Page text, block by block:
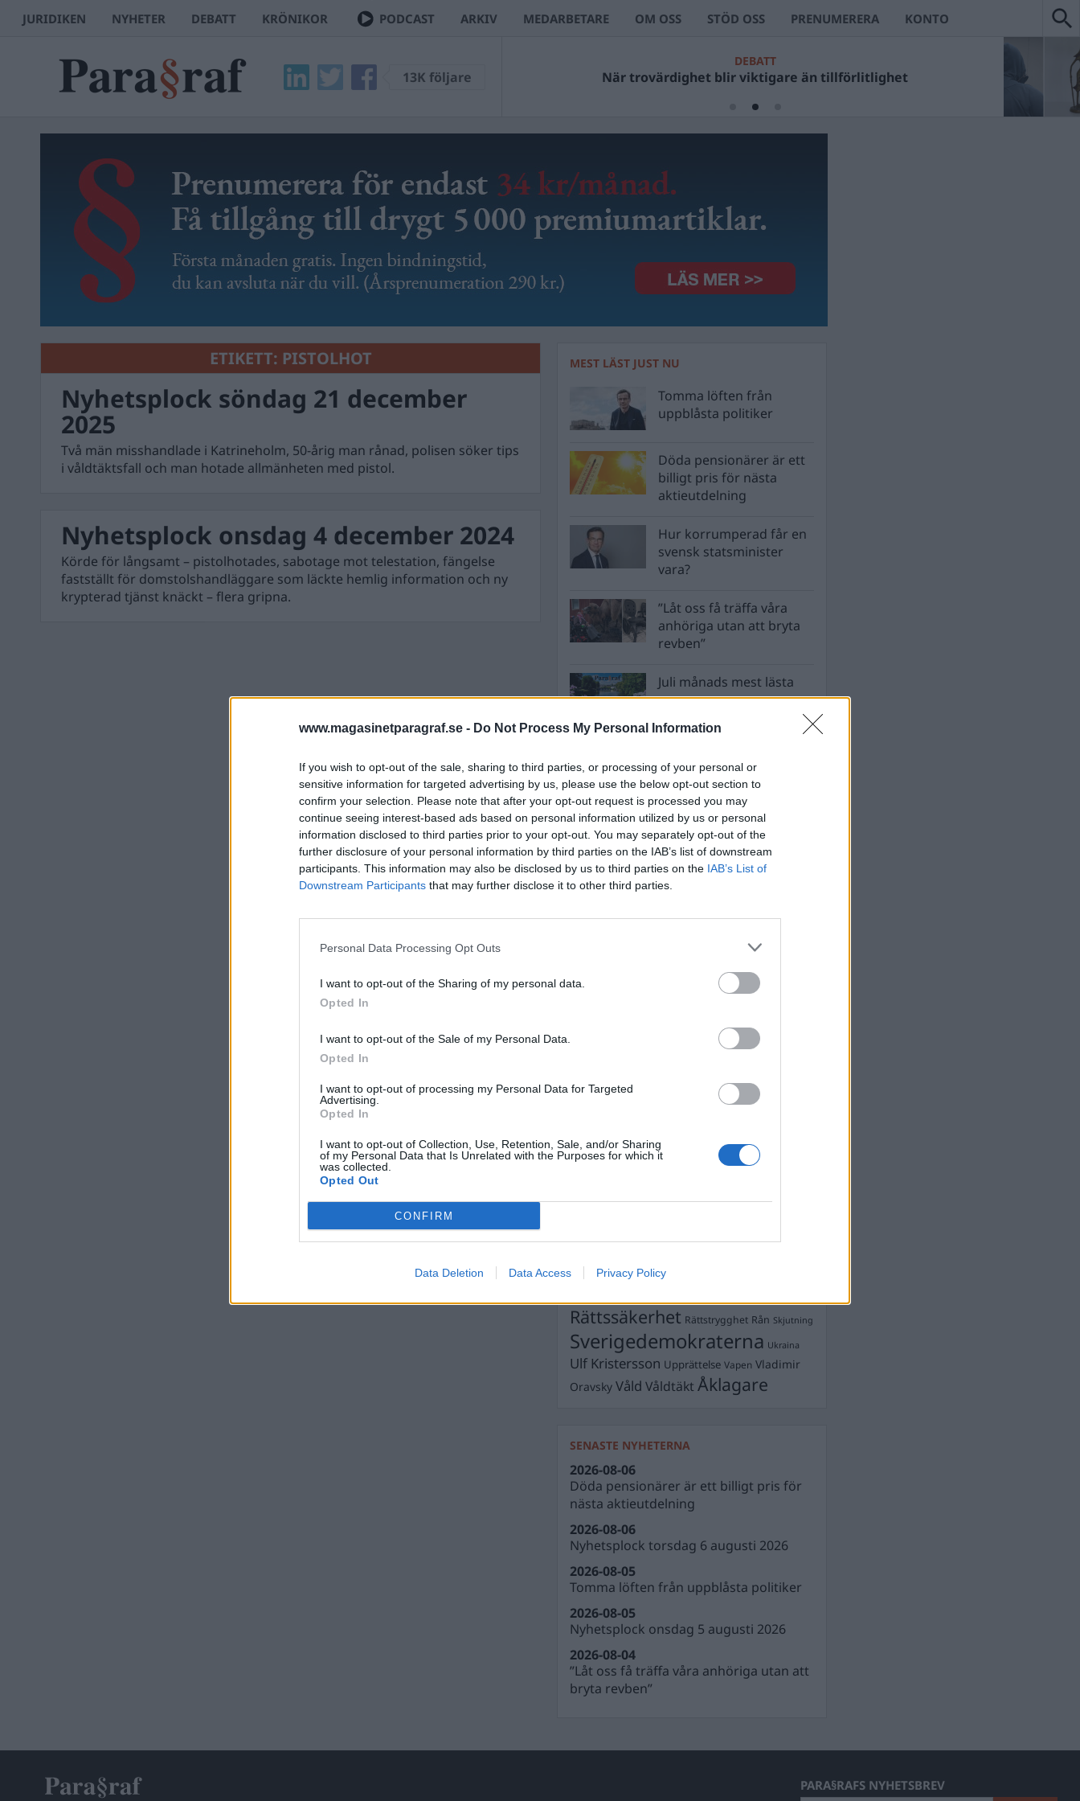
www.magasinetparagraf.se - Do Not Process My Personal Information
If you wish to opt-out of the sale, sharing to third parties, or processing of your personal or
sensitive information for targeted advertising by us, please use the below opt-out section to
confirm your selection. Please note that after your opt-out request is processed you may
continue seeing interest-based ads based on personal information utilized by us or personal
information disclosed to third parties prior to your opt-out. You may separately opt-out of the
further disclosure of your personal information by third parties on the IAB’s list of downstream
participants. This information may also be disclosed by us to third parties on the IAB’s List of
Downstream Participants that may further disclose it to other third parties.
Personal Data Processing Opt Outs
I want to opt-out of the Sharing of my personal data.
Opted In
I want to opt-out of the Sale of my Personal Data.
Opted In
I want to opt-out of processing my Personal Data for Targeted
Advertising.
Opted In
I want to opt-out of Collection, Use, Retention, Sale, and/or Sharing
of my Personal Data that Is Unrelated with the Purposes for which it
was collected.
Opted Out
CONFIRM
Data Deletion Data Access Privacy Policy
JURIDIKEN NYHETER DEBATT KRÖNIKOR PODCAST ARKIV MEDARBETARE OM OSS STÖD OSS PRENUMERERA KONTO
13K följare
DEBATT
När trovärdighet blir viktigare än tillförlitlighet
ETIKETT: PISTOLHOT
Nyhetsplock söndag 21 december
2025
Två män misshandlade i Katrineholm, 50-årig man rånad, polisen söker tips
i våldtäktsfall och man hotade allmänheten med pistol.
Nyhetsplock onsdag 4 december 2024
Körde för långsamt – pistolhotades, sabotage mot telestation, fängelse
fastställt för domstolshandläggare som läckte hemlig information och ny
krypterad tjänst knäckt – flera gripna.
MEST LÄST JUST NU
Tomma löften från
uppblåsta politiker
Döda pensionärer är ett
billigt pris för nästa
aktieutdelning
Hur korrumperad får en
svensk statsminister
vara?
”Låt oss få träffa våra
anhöriga utan att bryta
revben”
Juli månads mest lästa
STÖD OSS
Stöd Para§rafs bevakning av högerextremismen
PRENUMERERA PÅ PARA§RAFS NYHETSBREV
Andreas
Börje R P Carlsson
Dick Sundevall
Ebba Busch
Jimmie Åkesson Kokainmålet
LagarMichael Pålsson
Mordförsök Nilsson-Larancuent
Silventoinen Petter Inedahl
Rättssäkerhet Rättstrygghet Rån Skjutning
Sverigedemokraterna Ukraina
Ulf Kristersson Upprättelse Vapen Vladimir
Oravsky Våld Våldtäkt Åklagare
SENASTE NYHETERNA
Döda pensionärer är ett billigt pris för
nästa aktieutdelning
2026-08-06
Nyhetsplock torsdag 6 augusti 2026
2026-08-06
Tomma löften från uppblåsta politiker
2026-08-05
Nyhetsplock onsdag 5 augusti 2026
2026-08-05
”Låt oss få träffa våra anhöriga utan att
bryta revben”
2026-08-04
PARA§RAFS NYHETSBREV